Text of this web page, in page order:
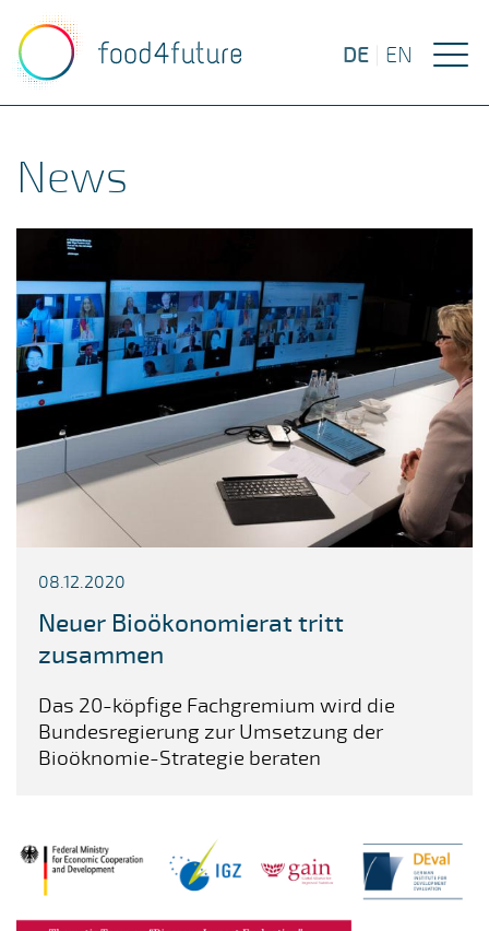
DE EN
News
08.12.2020
Neuer Bioökonomierat tritt
zusammen
Das 20-köpfige Fachgremium wird die
Bundesregierung zur Umsetzung der
Bioöknomie-Strategie beraten